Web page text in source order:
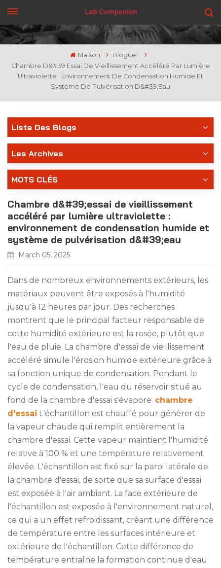
OBTENEZ UN DEVIS
Maison
Bloguer
Chambre D&#39;essai De Vieillissement Accéléré Par Lumière
Ultraviolette : Environnement De Condensation Humide Et
Système De Pulvérisation D&#39;eau
Liste Des Blogs
Les Archives
MOTS CLÉS
Chambre d&#39;essai de vieillissement
accéléré par lumière ultraviolette :
environnement de condensation humide et
système de pulvérisation d&#39;eau
March 05, 2025
Dans de nombreux environnements extérieurs, les
matériaux peuvent être exposés à l'humidité
jusqu'à 12 heures par jour. Des recherches
montrent que le principal facteur responsable de
cette humidité extérieure est la rosée, plutôt que
l'eau de pluie. La chambre d'essai de vieillissement
accéléré simule l'érosion humide extérieure grâce à
sa fonction unique de condensation. Pendant le
cycle de condensation, l'eau du réservoir situé au
fond de la chambre d'essai s'évapore. chambre
d'essai L'échantillon est chauffé pour générer de
la vapeur chaude qui remplit entièrement la
chambre d'essai. Cette vapeur maintient l'humidité
relative à 100 % et une température relativement
élevée. L'échantillon est fixé sur la paroi latérale de
la chambre d'essai, de sorte que sa surface d'essai
est exposée à l'air ambiant. La face extérieure de
l'échantillon est exposée à l'environnement naturel,
ce qui a un effet refroidissant, créant une différence
de température entre les surfaces intérieure et
extérieure de l'échantillon. Cette différence de
température entraîne la formation continue d'eau